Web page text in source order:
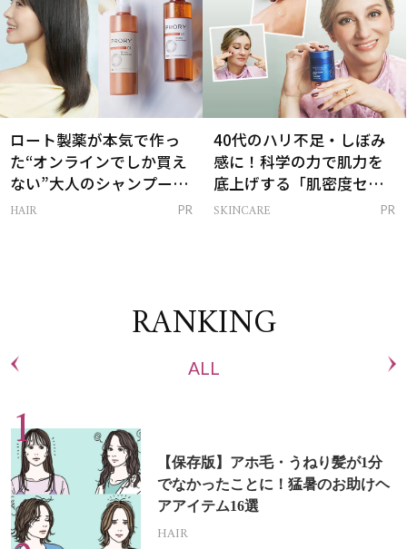
ロート製薬が本気で作っ
た“オンラインでしか買え
ない”大人のシャンプー＆
トリートメントって？
HAIR PR
40代のハリ不足・しぼみ
感に！科学の力で肌力を
底上げする「肌密度セラ
ム」
SKINCARE PR
RANKING
ALL
【保存版】アホ毛・うねり髪が1分
でなかったことに！猛暑のお助けヘ
アアイテム16選
HAIR